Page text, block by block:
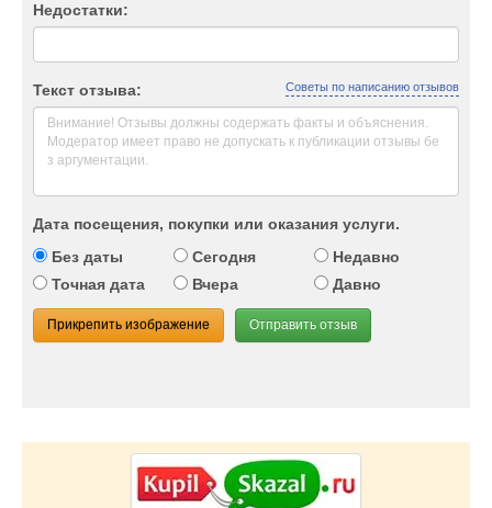
Недостатки:
Текст отзыва: Советы по написанию отзывов
Дата посещения, покупки или оказания услуги.
Без даты
Сегодня
Недавно
Точная дата
Вчера Давно
Прикрепить изображение Отправить отзыв